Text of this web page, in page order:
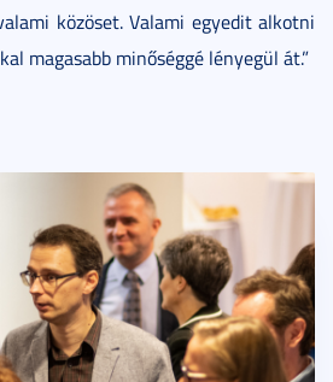
közöset. Valami egyedit alkotni
magasabb minőséggé lényegül át.”